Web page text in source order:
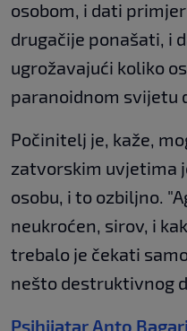
osobom, i dati
drugačije ponašati, i
ugrožavajući koliko
paranoidnom svijetu
Počinitelj je, kaže,
zatvorskim uvjetima
osobu, i to ozbiljno.
neukroćen, sirov, i
trebalo je čekati
nešto destruktivnog
Psihijatar Anto